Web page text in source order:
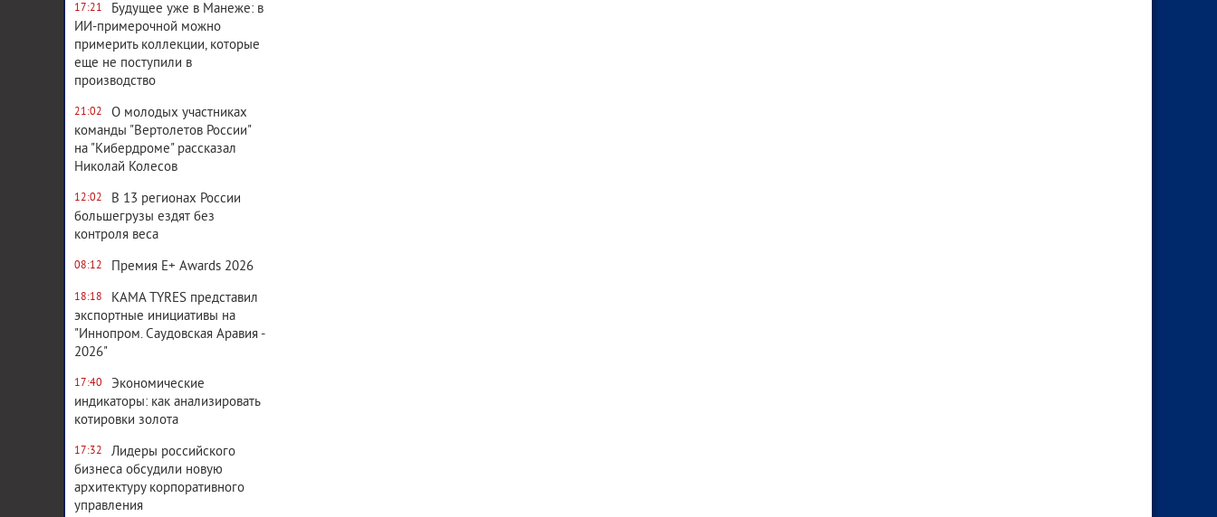
17:21
Будущее уже в Манеже: в
ИИ-примерочной можно
примерить коллекции, которые
еще не поступили в
производство
21:02
О молодых участниках
команды "Вертолетов России"
на "Кибердроме" рассказал
Николай Колесов
12:02
В 13 регионах России
большегрузы ездят без
контроля веса
08:12 Премия E+ Awards 2026
18:18
KAMA TYRES представил
экспортные инициативы на
"Иннопром. Саудовская Аравия -
2026"
17:40
Экономические
индикаторы: как анализировать
котировки золота
17:32
Лидеры российского
бизнеса обсудили новую
архитектуру корпоративного
управления